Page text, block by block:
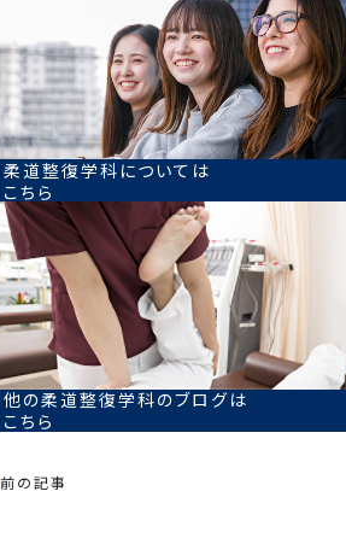
柔道整復学科については
こちら
他の柔道整復学科のブログは
こちら
前の記事